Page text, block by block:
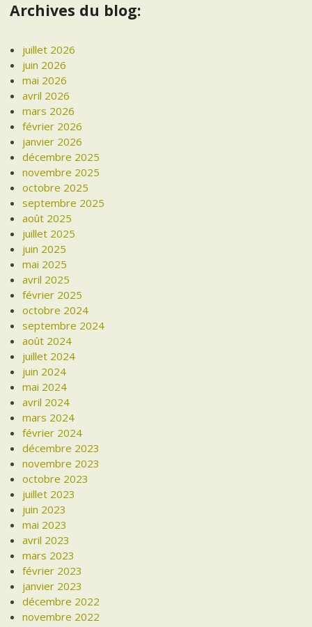
Archives du blog:
juillet 2026
juin 2026
mai 2026
avril 2026
mars 2026
février 2026
janvier 2026
décembre 2025
novembre 2025
octobre 2025
septembre 2025
août 2025
juillet 2025
juin 2025
mai 2025
avril 2025
février 2025
octobre 2024
septembre 2024
août 2024
juillet 2024
juin 2024
mai 2024
avril 2024
mars 2024
février 2024
décembre 2023
novembre 2023
octobre 2023
juillet 2023
juin 2023
mai 2023
avril 2023
mars 2023
février 2023
janvier 2023
décembre 2022
novembre 2022